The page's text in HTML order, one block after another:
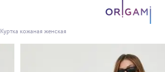
Куртка кожаная женская